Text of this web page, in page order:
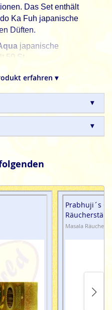
Das Set enthält
Ka Fuh japanische
Düften.
japanische
50 St.
japanische
50 St.
50 St.
50 St.
mehr Liebe, Ruhe und
Räucherstäbchen sind
gefertigt.
erfahren ▾
Prabhuji´s
Masala